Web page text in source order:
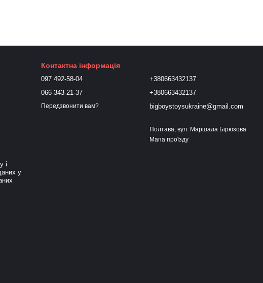
і
у
Контактна інформація
097 492-58-04
066 343-21-37
Передзвонити вам?
+380663432137
+380663432137
bigboystoysukraine@gmail.com
Полтава, вул. Маршала Бірюзова
Мапа проїзду